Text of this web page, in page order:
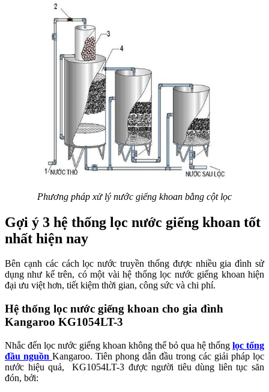
Phương pháp xử lý nước giếng khoan bằng cột lọc
Gợi ý 3 hệ thống lọc nước giếng khoan tốt
nhất hiện nay
Bên cạnh các cách lọc nước truyền thống được nhiều gia đình sử
dụng như kể trên, có một vài hệ thống lọc nước giếng khoan hiện
đại ưu việt hơn, tiết kiệm thời gian, công sức và chi phí.
Hệ thống lọc nước giếng khoan cho gia đình
Kangaroo KG1054LT-3
Nhắc đến lọc nước giếng khoan không thể bỏ qua hệ thống lọc tổng
đầu nguồn Kangaroo. Tiên phong dẫn đầu trong các giải pháp lọc
nước hiệu quả, KG1054LT-3 được người tiêu dùng liên tục săn
đón, bởi: